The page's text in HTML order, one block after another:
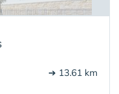
➔ 13.61 km